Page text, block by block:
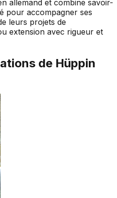
allemand et combine savoir-
pour accompagner ses
leurs projets de
extension avec rigueur et
de Hüppin